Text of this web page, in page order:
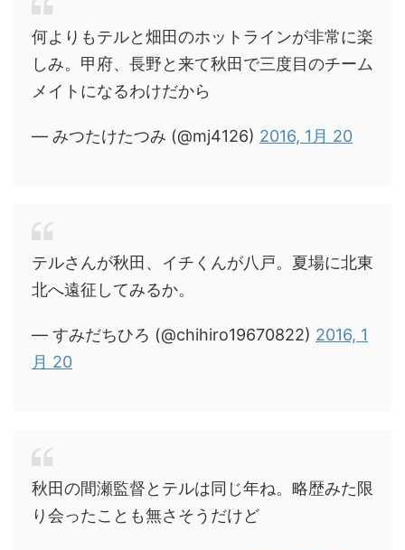
何よりもテルと畑田のホットラインが非常に楽
しみ。甲府、長野と来て秋田で三度目のチーム
メイトになるわけだから
— みつたけたつみ (@mj4126) 2016, 1月 20
テルさんが秋田、イチくんが八戸。夏場に北東
北へ遠征してみるか。
— すみだちひろ (@chihiro19670822) 2016, 1
月 20
秋田の間瀬監督とテルは同じ年ね。略歴みた限
り会ったことも無さそうだけど